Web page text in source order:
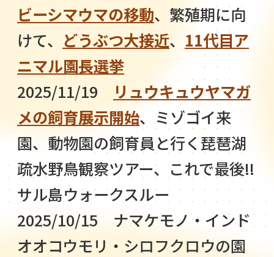
ビーシマウマの移動、繁殖期に向
けて、 どうぶつ大接近、 11代目ア
ニマル園長選挙
2025/11/19
リュウキュウヤマガ
メの飼育展示開始、ミゾゴイ来
園、動物園の飼育員と行く琵琶湖
疏水野鳥観察ツアー、これで最後!!
サル島ウォークスルー
2025/10/15 ナマケモノ・インド
オオコウモリ・シロフクロウの園